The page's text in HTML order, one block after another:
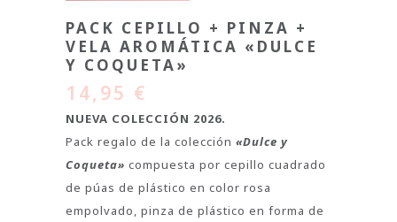
PACK CEPILLO + PINZA +
VELA AROMÁTICA «DULCE
Y COQUETA»
14,95 €
NUEVA COLECCIÓN 2026.
Pack regalo de la colección «Dulce y
Coqueta» compuesta por cepillo cuadrado
de púas de plástico en color rosa
empolvado, pinza de plástico en forma de